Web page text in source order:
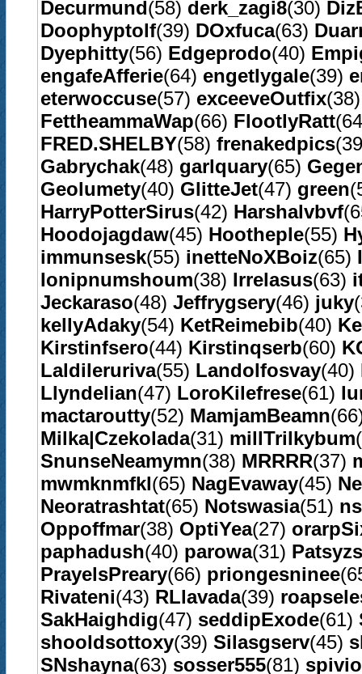
Decurmund(58) derk_zagi8(30)
Doophyptolf(39) DOxfuca(63)
Dyephitty(56) Edgeprodo(40)
engafeAfferie(64) engetlygale(39)
eterwoccuse(57) exceeveOutfix
FettheammaWap(66) FlootlyRatt
FRED.SHELBY(58) frenakedpics
Gabrychak(48) garlquary(65)
Geolumety(40) GlitteJet(47) green
HarryPotterSirus(42) Harshalvbvf
Hoodojagdaw(45) Hootheple(55)
immunsesk(55) inetteNoXBoiz(65)
Ionipnumshoum(38) Irrelasus(63)
Jeckaraso(48) Jeffrygsery(46) juky
kellyAdaky(54) KetReimebib(40)
Kirstinfsero(44) Kirstinqserb(60)
Laldileruriva(55) Landolfosvay(40)
Llyndelian(47) LoroKilefrese(61)
mactaroutty(52) MamjamBeamn
Milka|Czekolada(31) millTrilkybum
SnunseNeamymn(38) MRRRR(37)
mwmknmfkl(65) NagEvaway(45)
Neoratrashtat(65) Notswasia(51)
Oppoffmar(38) OptiYea(27)
paphadush(40) parowa(31)
PrayelsPreary(66) priongesninee
Rivateni(43) RLlavada(39)
SakHaighdig(47) seddipExode(61)
shooldsottoxy(39) Silasgserv(45)
SNshayna(63) sosser555(81)